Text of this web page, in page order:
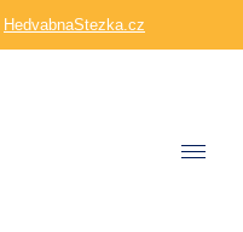
HedvabnaStezka.cz